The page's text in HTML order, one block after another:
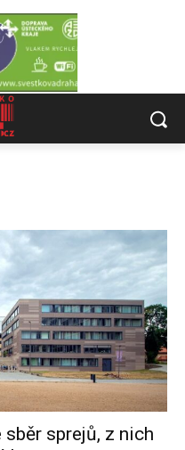
sprejů, z nich